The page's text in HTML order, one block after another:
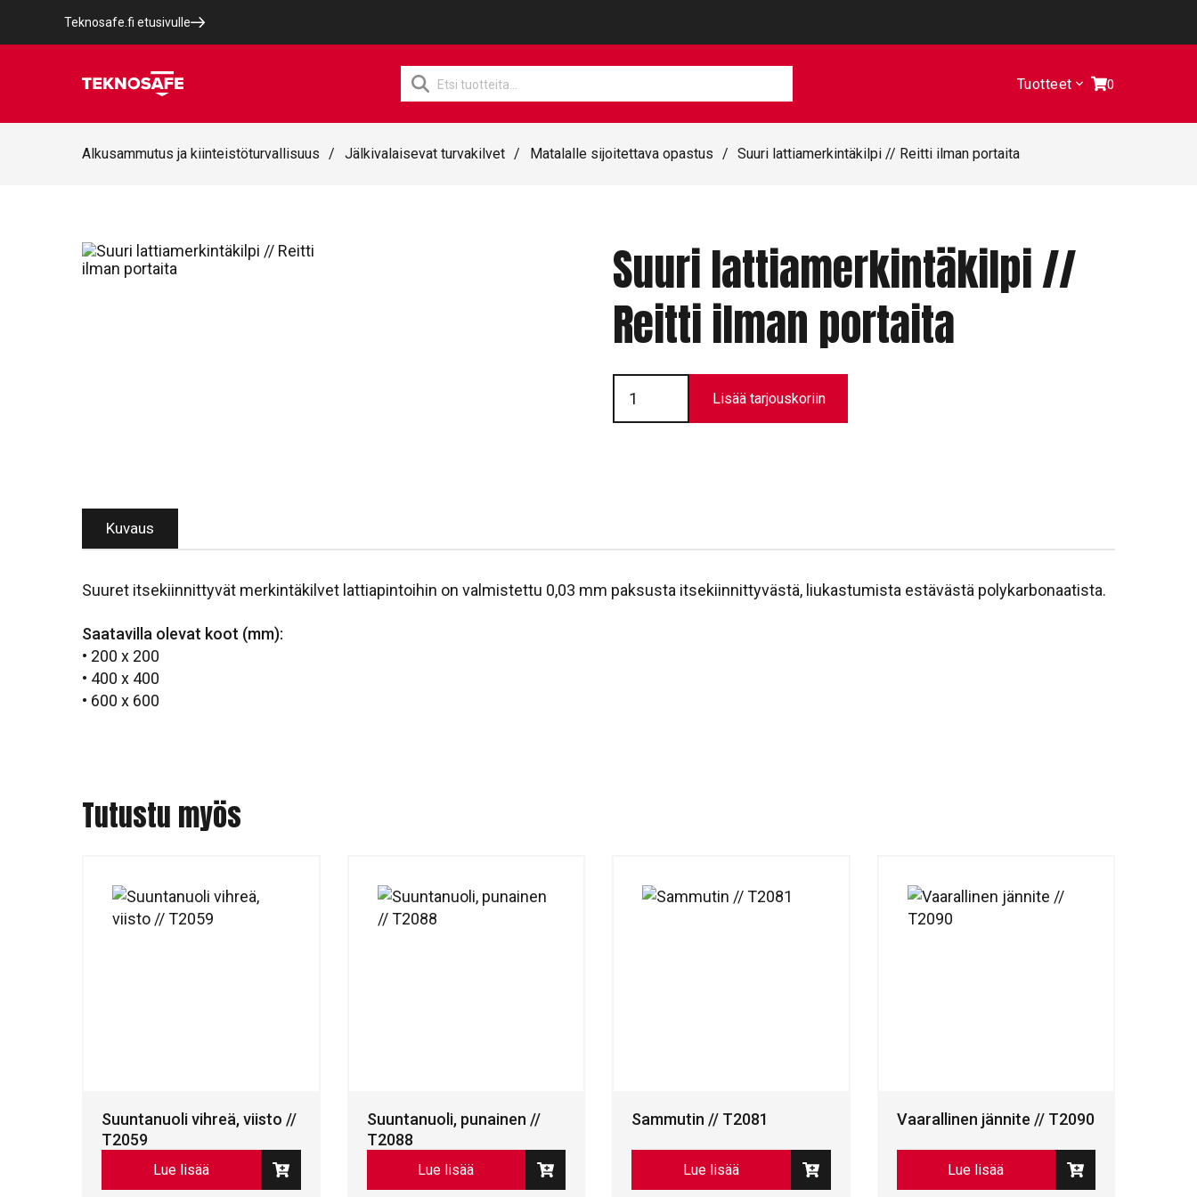
Teknosafe.fi etusivulle
Products
search
Tuotteet 0
Alkusammutus ja kiinteistöturvallisuus / Jälkivalaisevat turvakilvet / Matalalle sijoitettava opastus / Suuri lattiamerkintäkilpi // Reitti ilman portaita
Suuri lattiamerkintäkilpi //
Reitti ilman portaita
Suuri
lattiamerkintäkilpi
Reitti
Lisää tarjouskoriin
Kuvaus
Suuret itsekiinnittyvät merkintäkilvet lattiapintoihin on valmistettu 0,03 mm paksusta itsekiinnittyvästä, liukastumista estävästä polykarbonaatista.
Saatavilla olevat koot (mm):
• 200 x 200
• 400 x 400
• 600 x 600
Tutustu myös
Suuntanuoli vihreä, viisto //
T2059
Lue lisää
Suuntanuoli, punainen //
T2088
Lue lisää
Sammutin // T2081
Lue lisää
Vaarallinen jännite // T2090
Lue lisää